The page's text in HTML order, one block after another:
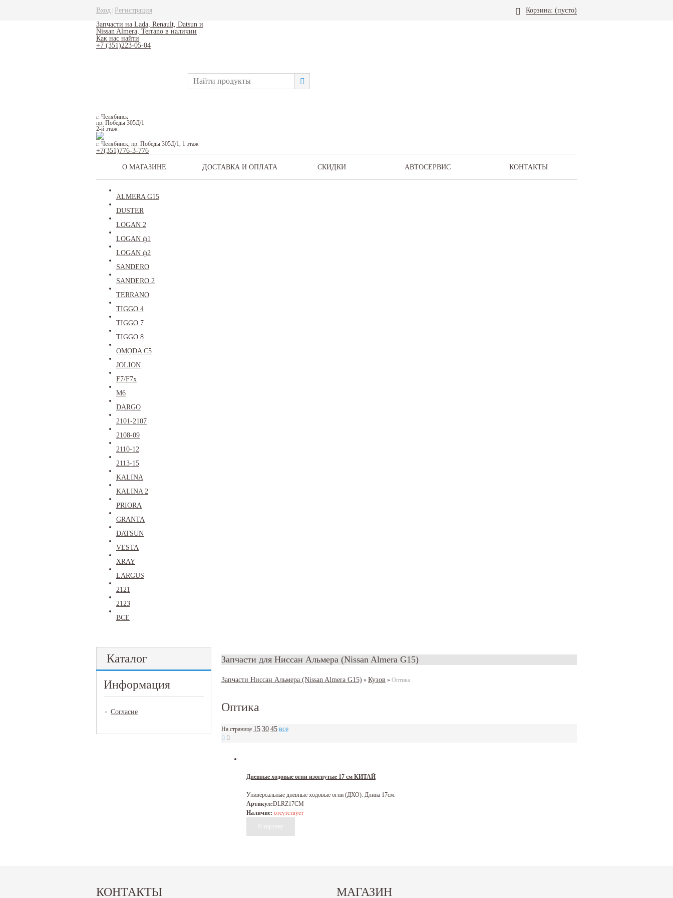
Вход Регистрация Корзина: (пусто)
Запчасти на Lada, Renault, Datsun и
Nissan Almera, Terrano в наличии
Как нас найти
+7 (351)223-05-04
г. Челябинск
пр. Победы 305Д/1
2-й этаж
г. Челябинск, пр. Победы 305Д/1, 1 этаж
+7(351)776-3-776
О МАГАЗИНЕ ДОСТАВКА И ОПЛАТА СКИДКИ АВТОСЕРВИС КОНТАКТЫ
ALMERA G15
DUSTER
LOGAN 2
LOGAN ф1
LOGAN ф2
SANDERO
SANDERO 2
TERRANO
TIGGO 4
TIGGO 7
TIGGO 8
OMODA C5
JOLION
F7/F7x
M6
DARGO
2101-2107
2108-09
2110-12
2113-15
KALINA
KALINA 2
PRIORA
GRANTA
DATSUN
VESTA
XRAY
LARGUS
2121
2123
ВСЕ
Каталог
Информация
Согласие
Запчасти для Ниссан Альмера (Nissan Almera G15)
Запчасти Ниссан Альмера (Nissan Almera G15) » Кузов » Оптика
Оптика
На странице 153045все
Дневные ходовые огни изогнутые 17 см КИТАЙ
Универсальные дневные ходовые огни (ДХО). Длина 17см.
Артикул:DLRZ17CM
Наличие: отсутствует
КОНТАКТЫ МАГАЗИН